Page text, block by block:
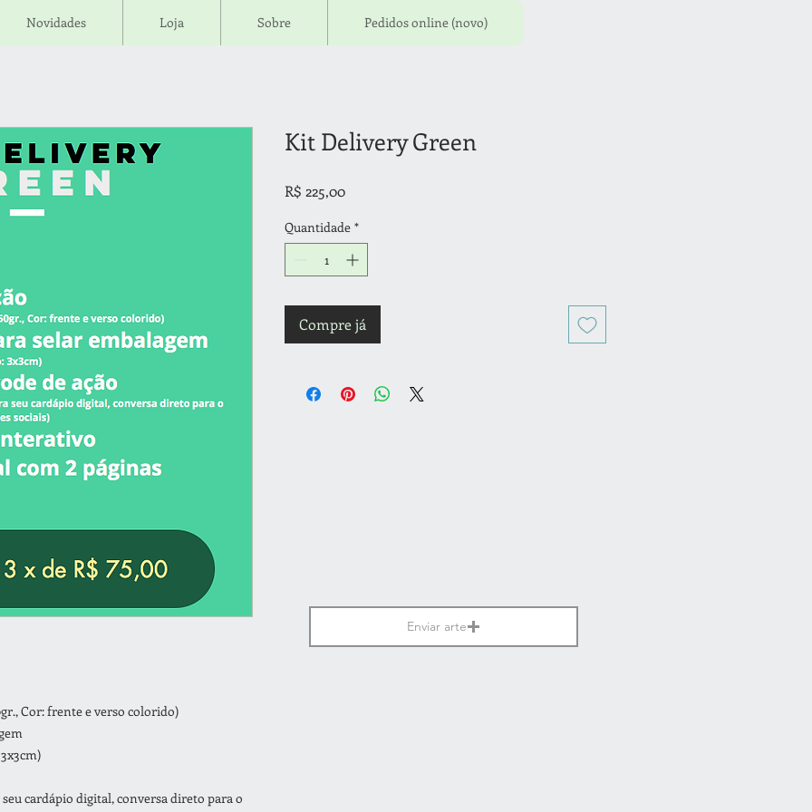
Cor: frente e verso colorido)
cardápio digital, conversa direto para o
Kit Delivery Green
R$ 225,00Preço
Quantidade *
Compre já
Novidades Loja Sobre Pedidos online (novo)
Enviar arte